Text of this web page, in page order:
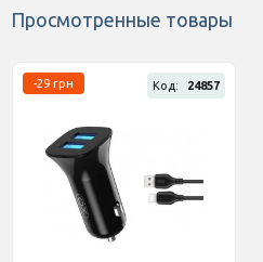
Просмотренные товары
Код: 24857
-29 грн